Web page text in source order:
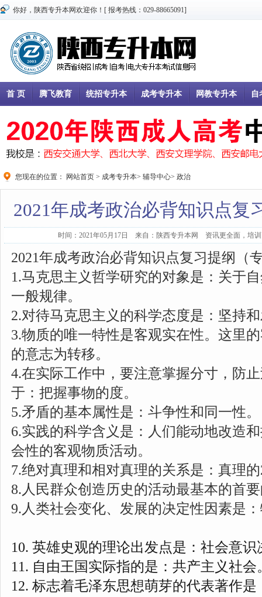
你好，陕西专升本网欢迎你！[ 报考热线：029-88665091]
首 页 腾飞教育 统招专升本 成考专升本 网教专升本 自
您现在的位置： 网站首页 > 成考专升本> 辅导中心> 政治
2021年成考政治必背知识点复
时间：2021年05月17日 来自：陕西专升本网 资讯更全面，培
2021年成考政治必背知识点复习提纲（
1.马克思主义哲学研究的对象是：关于
一般规律。
2.对待马克思主义的科学态度是：坚持
3.物质的唯一特性是客观实在性。这里
的意志为转移。
4.在实际工作中，要注意掌握分寸，防
于：把握事物的度。
5.矛盾的基本属性是：斗争性和同一性。
6.实践的科学含义是： 人们能动地改造
会性的客观物质活动。
7.绝对真理和相对真理的关系是：真理的
8. 人民群众创造历史的活动最基本的首
9. 人类社会变化、发展的决定性因素是
10. 英雄史观的理论出发点是：社会意
11. 自由王国实际指的是：共产主义社会
12. 标志着毛泽东思想萌芽的代表著作